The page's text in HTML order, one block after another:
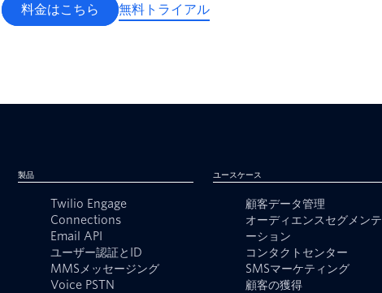
料金はこちら 無料トライアル
製品
Twilio Engage
Connections
Email API
ユーザー認証とID
MMSメッセージング
Voice PSTN
ユースケース
顧客データ管理
オーディエンスセグメンテ
ーション
コンタクトセンター
SMSマーケティング
顧客の獲得